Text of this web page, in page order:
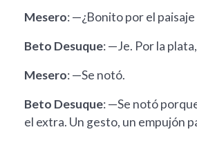
Mesero: —¿Bonito por el paisaje
Beto Desuque: —Je. Por la
Mesero: —Se notó.
Beto Desuque: —Se notó
el extra. Un gesto, un empujón